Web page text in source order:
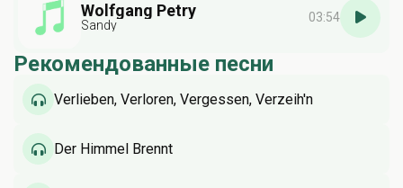
Wolfgang Petry
Sandy
03:54
Рекомендованные песни
Verlieben, Verloren, Vergessen, Verzeih'n
Der Himmel Brennt